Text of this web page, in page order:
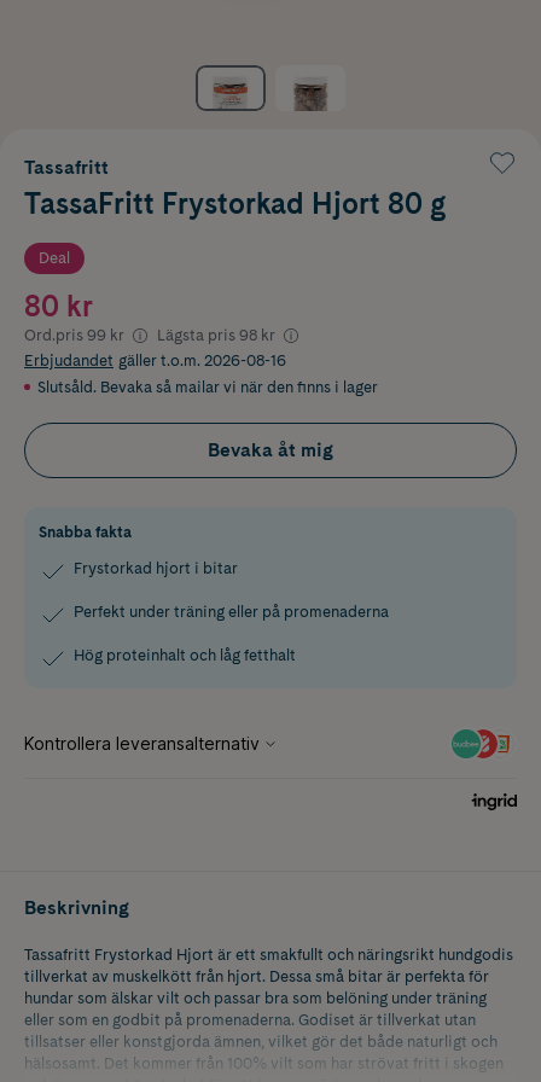
Tassafritt
TassaFritt Frystorkad Hjort 80 g
Deal
80 kr
Ord.pris 99 kr Lägsta pris 98 kr
Erbjudandet gäller t.o.m. 2026-08-16
Slutsåld. Bevaka så mailar vi när den finns i lager
Bevaka åt mig
Snabba fakta
Frystorkad hjort i bitar
Perfekt under träning eller på promenaderna
Hög proteinhalt och låg fetthalt
Beskrivning
Tassafritt Frystorkad Hjort är ett smakfullt och näringsrikt hundgodis
tillverkat av muskelkött från hjort. Dessa små bitar är perfekta för
hundar som älskar vilt och passar bra som belöning under träning
eller som en godbit på promenaderna. Godiset är tillverkat utan
tillsatser eller konstgjorda ämnen, vilket gör det både naturligt och
hälsosamt. Det kommer från 100% vilt som har strövat fritt i skogen